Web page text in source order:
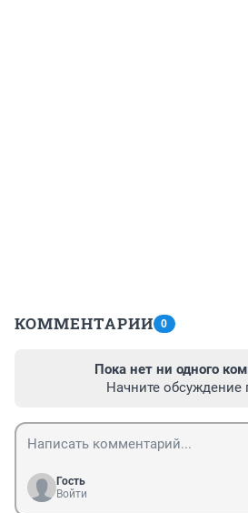
КОММЕНТАРИИ 0
Пока нет ни одного
Начните
Гость
Войти